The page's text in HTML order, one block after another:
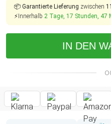
📦 Garantierte Lieferung zwischen
⚡Innerhalb 2 Tage, 17 Stunden, 47
IN DEN